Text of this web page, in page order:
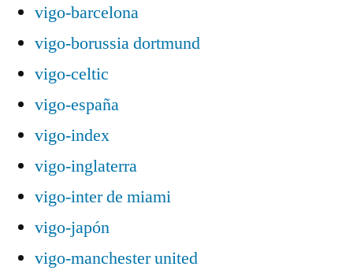
vigo-barcelona
vigo-borussia dortmund
vigo-celtic
vigo-españa
vigo-index
vigo-inglaterra
vigo-inter de miami
vigo-japón
vigo-manchester united